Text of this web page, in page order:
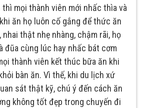
mọi thành viên mới nhấc thìa và
ăn họ luôn cố gắng để thức ăn
nhai thật nhẹ nhàng, chậm rãi, họ
đũa cùng lúc hay nhấc bát cơm
thành viên kết thúc bữa ăn khi
bàn ăn. Vì thế, khi du lịch xứ
sát thật kỹ, chú ý đến cách ăn
không tốt đẹp trong chuyến đi